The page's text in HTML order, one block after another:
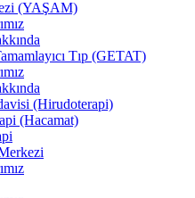
(YAŞAM)
Tıp (GETAT)
(Hirudoterapi)
(Hacamat)